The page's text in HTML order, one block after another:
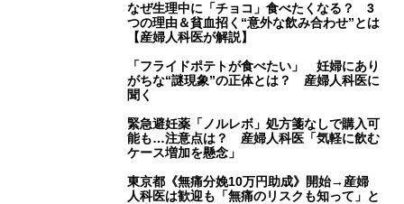
なぜ生理中に「チョコ」食べたくなる？ 3
つの理由＆貧血招く“意外な飲み合わせ”とは
【産婦人科医が解説】
「フライドポテトが食べたい」 妊婦にあり
がちな“謎現象”の正体とは？ 産婦人科医に
聞く
緊急避妊薬「ノルレボ」処方箋なしで購入可
能も…注意点は？ 産婦人科医「気軽に飲む
ケース増加を懸念」
東京都《無痛分娩10万円助成》開始→産婦
人科医は歓迎も「無痛のリスクも知って」と